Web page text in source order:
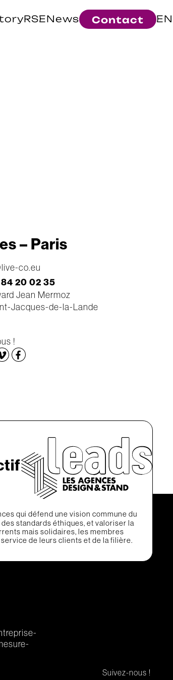
RSENews Contact EN
– Paris
co.eu
20 02 35
Jean Mermoz
Jacques-de-la-Lande
!
qui défend une vision commune du
standards éthiques, et valoriser la
mais solidaires, les membres
de leurs clients et de la filière.
Suivez-nous !